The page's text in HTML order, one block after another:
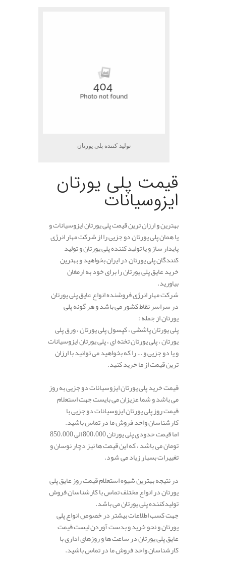
تولید کننده پلی یورتان
قیمت پلی یورتان
ایزوسیانات
بهترین و ارزان ترین قیمت پلی یورتان ایزوسیانات و
یا همان پلی یورتان دو جزیی را از شرکت مهار انرژی
پایدار ساز و یا تولید کننده پلی یورتان و تولید
کنندگان پلی یورتان در ایران بخواهید و بهترین
خرید عایق پلی یورتان را برای خود به ارمغان
بیاورید.
شرکت مهار انرژی فروشنده انواع عایق پلی یورتان
در سراسر نقاط کشور می باشد و هر گونه پلی
یورتان از جمله :
پلی یورتان پاششی ، کپسول پلی یورتان ، ورق پلی
یورتان ، پلی یورتان تخته ای ، پلی یورتان ایزوسیانات
و یا دو جزیی و … را که بخواهید می توانید با ارزان
ترین قیمت از ما خرید کنید.
قیمت خرید پلی یورتان ایزوسیانات دو جزیی به روز
می باشد و شما عزیزان می بایست جهت استعلام
قیمت روز پلی یورتان ایزوسیانات دو جزیی با
کارشناسان واحد فروش ما در تماس باشید.
اما قیمت حدودی پلی یورتان 800.000 الی 850.000
تومان می باشد ، که این قیمت ها نیز دچار نوسان و
تغییرات بسیار زیاد می شود.
در نتیجه بهترین شیوه استعلام قیمت روز عایق پلی
یورتان در انواع مختلف تماس با کارشناسان فروش
تولیدکننده پلی یورتان می باشد.
جهت کسب اطلاعات بیشتر در خصوص انواع پلی
یورتان و نحو خرید و بدست آوردن لیست قیمت
عایق پلی یورتان در ساعت ها و روزهای اداری با
کارشناسان واحد فروش ما در تماس باشید.